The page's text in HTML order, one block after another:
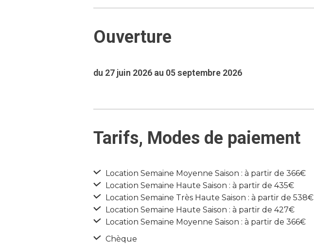
Ouverture
du 27 juin 2026 au 05 septembre 2026
Tarifs, Modes de paiement
Location Semaine Moyenne Saison : à partir de 366€
Location Semaine Haute Saison : à partir de 435€
Location Semaine Très Haute Saison : à partir de 538€
Location Semaine Haute Saison : à partir de 427€
Location Semaine Moyenne Saison : à partir de 366€
Chèque